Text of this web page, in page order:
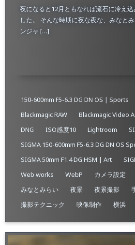
夜になると12月ともなれば流石に冷え
した。 そんな時期に夜な夜な、みなと
ンジャ […]
150-600mm F5-6.3 DG DN OS | Sports
Blackmagic RAW
Blackmagic Video
DNG
ISO感度10 Lightroom
SIGMA 150-600mm F5-6.3 DG DN OS
SIGMA 50mm F1.4 DG HSM | Art
Web works
WebP カメラ設定
みなとみらい
夜景 夜景撮影
撮影テクニック
映像制作 横浜